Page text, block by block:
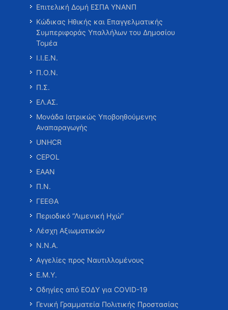
Επιτελική Δομή ΕΣΠΑ ΥΝΑΝΠ
Κώδικας Ηθικής και Επαγγελματικής
Συμπεριφοράς Υπαλλήλων του Δημοσίου
Τομέα
Ι.Ι.Ε.Ν.
Π.Ο.Ν.
Π.Σ.
ΕΛ.ΑΣ.
Μονάδα Ιατρικώς Υποβοηθούμενης
Αναπαραγωγής
UNHCR
CEPOL
ΕΑΑΝ
Π.Ν.
ΓΕΕΘΑ
Περιοδικό “Λιμενική Ηχώ”
Λέσχη Αξιωματικών
Ν.Ν.Α.
Αγγελίες προς Ναυτιλλομένους
Ε.Μ.Υ.
Οδηγίες από ΕΟΔΥ για COVID-19
Γενική Γραμματεία Πολιτικής Προστασίας